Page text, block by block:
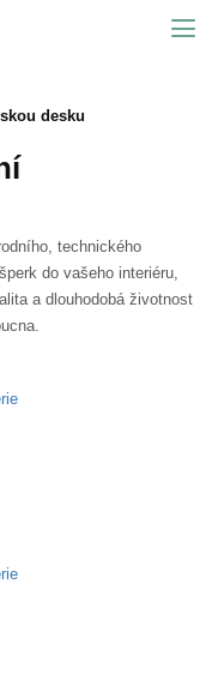
desku
technického
do vašeho interiéru,
a dlouhodobá životnost